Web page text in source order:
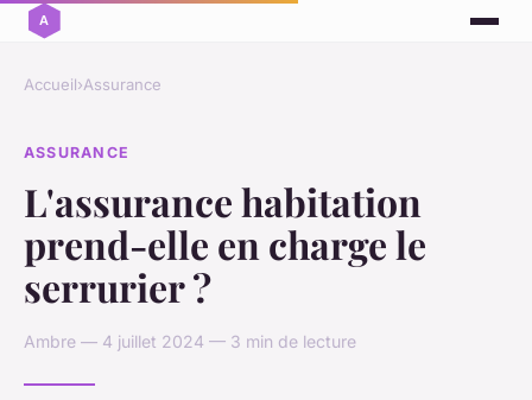
Accueil›Assurance
ASSURANCE
L'assurance habitation
prend-elle en charge le
serrurier ?
Ambre — 4 juillet 2024 — 3 min de lecture